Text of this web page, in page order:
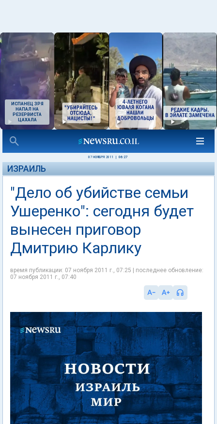
ИСПАНЕЦ ЗРЯ
НАПАЛ НА
РЕЗЕРВИСТА
ЦАХАЛА
07 НОЯБРЯ 2011 06:27
ИЗРАИЛЬ
"Дело об убийстве семьи
Ушеренко": сегодня будет
вынесен приговор
Дмитрию Карлику
время публикации: 07 ноября 2011 г., 07:25 | последнее обновление:
07 ноября 2011 г., 07:40